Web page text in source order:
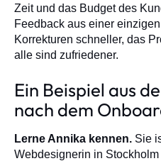
Zeit und das Budget des
Feedback aus einer
Korrekturen schneller, das
alle sind zufriedener.
Ein Beispiel aus
nach dem
Lerne Annika kennen. Sie
Webdesignerin in